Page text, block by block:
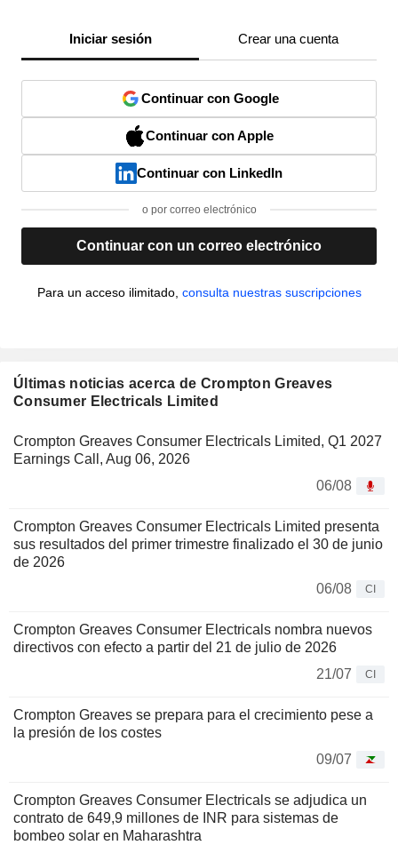
Iniciar sesión Crear una cuenta
Continuar con Google
Continuar con Apple
Continuar con LinkedIn
o por correo electrónico
Continuar con un correo electrónico
Para un acceso ilimitado, consulta nuestras suscripciones
Últimas noticias acerca de Crompton Greaves
Consumer Electricals Limited
Crompton Greaves Consumer Electricals Limited, Q1 2027
Earnings Call, Aug 06, 2026
06/08
Crompton Greaves Consumer Electricals Limited presenta
sus resultados del primer trimestre finalizado el 30 de junio
de 2026
06/08
CI
Crompton Greaves Consumer Electricals nombra nuevos
directivos con efecto a partir del 21 de julio de 2026
21/07
CI
Crompton Greaves se prepara para el crecimiento pese a
la presión de los costes
09/07
Crompton Greaves Consumer Electricals se adjudica un
contrato de 649,9 millones de INR para sistemas de
bombeo solar en Maharashtra